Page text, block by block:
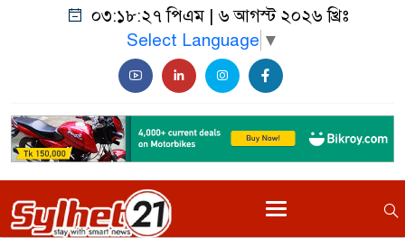
০৩:১৮:২৭ পিএম| ৬ আগস্ট ২০২৬ খ্রিঃ
Select Language ▼